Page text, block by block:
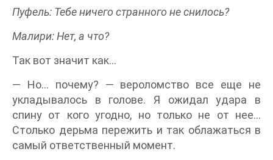
Пуфель: Тебе ничего странного не снилось?
Малири: Нет, а что?
Так вот значит как…
— Но… почему? — вероломство все еще не
укладывалось в голове. Я ожидал удара в
спину от кого угодно, но только не от нее…
Столько дерьма пережить и так облажаться в
самый ответственный момент.